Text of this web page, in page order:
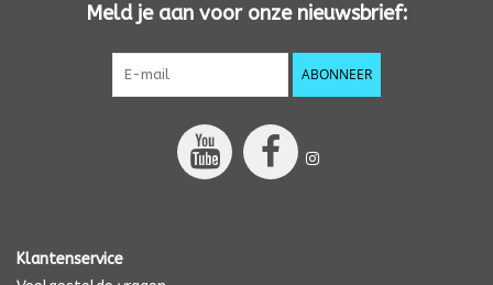
Meld je aan voor onze nieuwsbrief:
ABONNEER
Klantenservice